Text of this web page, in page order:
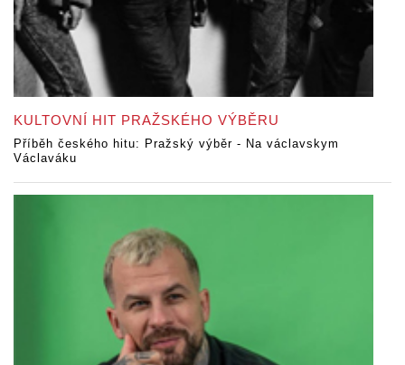
KULTOVNÍ HIT PRAŽSKÉHO VÝBĚRU
Příběh českého hitu: Pražský výběr - Na václavskym
Václaváku